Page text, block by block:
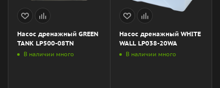
Насос дренажный GREEN
TANK LP500-08TN
В наличии много
Насос дренажный WHITE
WALL LP038-20WA
В наличии много